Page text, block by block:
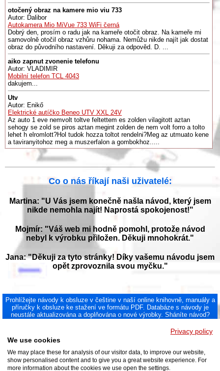
otočený obraz na kamere mio viu 733
Autor: Dalibor
Autokamera Mio MiVue 733 WiFi černá
Dobrý den, prosím o radu jak na kameře otočit obraz. Na kameře mi
samovolně otočil obraz vzhůru nohama. Nemůžu nikde najít jak dostat
obraz do původního nastavení. Děkuji za odpověd. D. ...
aiko zapnut zvonenie telefonu
Autor: VLADIMIR
Mobilní telefon TCL 4043
dakujem...
Utv
Autor: Enikő
Elektrické autíčko Beneo UTV XXL 24V
Az auto 1 eve nemvolt toltve feltettem es zolden vilagitott aztan
sehogy se zold se piros aztan megint zolden de nem volt forro a tolto
lehet h elromlott?Hol tudok hozza toltot rendelni?Meg az utmuato kene
a taviranyitohoz meg a muszerfalon a gombokhoz.....
Co o nás říkají naši uživatelé:
Martina: "U Vás jsem konečně našla návod, který jsem
nikde nemohla najít! Naprostá spokojenost!"
Mojmír: "Váš web mi hodně pomohl, protože návod
nebyl k výrobku přiložen. Děkuji mnohokrát."
Jana: "Děkuji za tyto stránky! Díky vašemu návodu jsem
opět zprovoznila svou myčku."
Prohlížejte návody k obsluze v češtine v naší online knihovně, manuály a
příručky k obsluze ke stažení ve formátu PDF. Databáze s návody je
neustále aktualizována a doplňována o nové výrobky. Sháníte návod?
Jak přeložit PDF do češtiny|Kontakt |
Privacy policy
We use cookies
We may place these for analysis of our visitor data, to improve our website,
show personalised content and to give you a great website experience. For
more information about the cookies we use open the settings.